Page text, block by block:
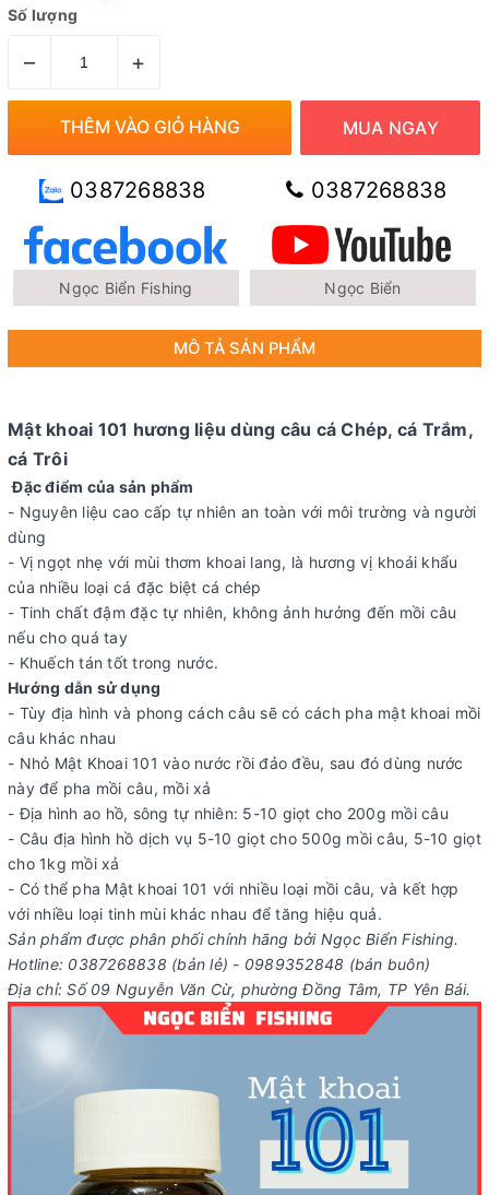
Số lượng
– +
THÊM VÀO GIỎ HÀNG MUA NGAY
0387268838 0387268838
Ngọc Biển Fishing Ngọc Biển
MÔ TẢ SẢN PHẨM
Mật khoai 101 hương liệu dùng câu cá Chép, cá Trắm,
cá Trôi
Đặc điểm của sản phẩm
- Nguyên liệu cao cấp tự nhiên an toàn với môi trường và người
dùng
- Vị ngọt nhẹ với mùi thơm khoai lang, là hương vị khoái khẩu
của nhiều loại cá đặc biệt cá chép
- Tinh chất đậm đặc tự nhiên, không ảnh hưởng đến mồi câu
nếu cho quá tay
- Khuếch tán tốt trong nước.
Hướng dẫn sử dụng
- Tùy địa hình và phong cách câu sẽ có cách pha mật khoai mồi
câu khác nhau
- Nhỏ Mật Khoai 101 vào nước rồi đảo đều, sau đó dùng nước
này để pha mồi câu, mồi xả
- Địa hình ao hồ, sông tự nhiên: 5-10 giọt cho 200g mồi câu
- Câu địa hình hồ dịch vụ 5-10 giọt cho 500g mồi câu, 5-10 giọt
cho 1kg mồi xả
- Có thể pha Mật khoai 101 với nhiều loại mồi câu, và kết hợp
với nhiều loại tinh mùi khác nhau để tăng hiệu quả.
Sản phẩm được phân phối chính hãng bởi Ngọc Biển Fishing.
Hotline: 0387268838 (bản lẻ) - 0989352848 (bán buôn)
Địa chỉ: Số 09 Nguyễn Văn Cừ, phường Đồng Tâm, TP Yên Bái.